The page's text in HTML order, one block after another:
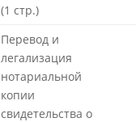
(1 стр.)
Перевод и
легализация
нотариальной
копии
свидетельства о